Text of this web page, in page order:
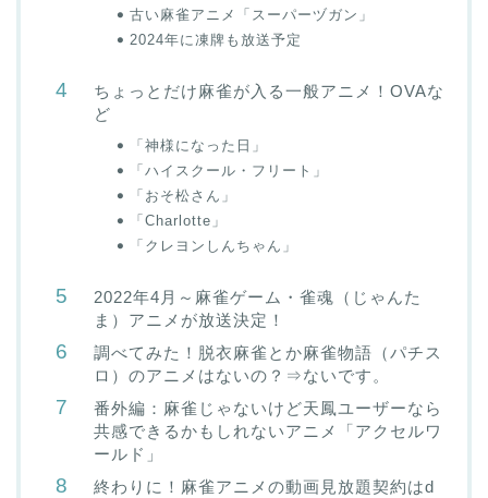
古い麻雀アニメ「スーパーヅガン」
2024年に凍牌も放送予定
ちょっとだけ麻雀が入る一般アニメ！OVAな
ど
「神様になった日」
「ハイスクール・フリート」
「おそ松さん」
「Charlotte」
「クレヨンしんちゃん」
2022年4月～麻雀ゲーム・雀魂（じゃんた
ま）アニメが放送決定！
調べてみた！脱衣麻雀とか麻雀物語（パチス
ロ）のアニメはないの？⇒ないです。
番外編：麻雀じゃないけど天鳳ユーザーなら
共感できるかもしれないアニメ「アクセルワ
ールド」
終わりに！麻雀アニメの動画見放題契約はd